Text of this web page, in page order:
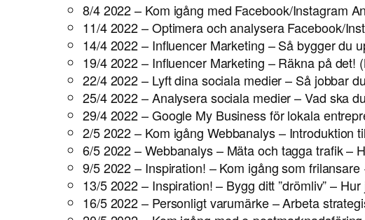
8/4 2022 – Kom igång med Facebook/Instagram
11/4 2022 – Optimera och analysera Facebook/
14/4 2022 – Influencer Marketing – Så bygger du
19/4 2022 – Influencer Marketing – Räkna på det!
22/4 2022 – Lyft dina sociala medier – Så jobbar
25/4 2022 – Analysera sociala medier – Vad ska
29/4 2022 – Google My Business för lokala
2/5 2022 – Kom igång Webbanalys – Introduktion
6/5 2022 – Webbanalys – Mäta och tagga trafik –
9/5 2022 – Inspiration! – Kom igång som
13/5 2022 – Inspiration! – Bygg ditt ”drömliv” –
16/5 2022 – Personligt varumärke – Arbeta